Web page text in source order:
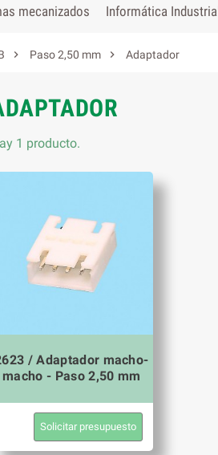
mecanizados Informática
 Paso 2,50 mm  Adaptador
1 producto.
/ Adaptador macho-
macho - Paso 2,50 mm
Solicitar presupuesto